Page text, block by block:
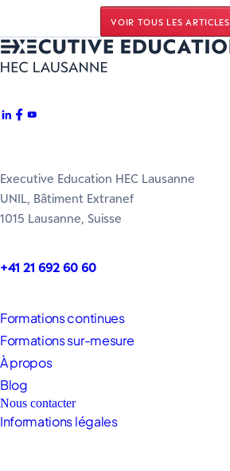
VOIR TOUS LES ARTICLES
Executive Education HEC Lausanne
UNIL, Bâtiment Extranef
1015 Lausanne, Suisse
+41 21 692 60 60
Formations continues
Formations sur-mesure
À propos
Blog
Nous contacter
Informations légales